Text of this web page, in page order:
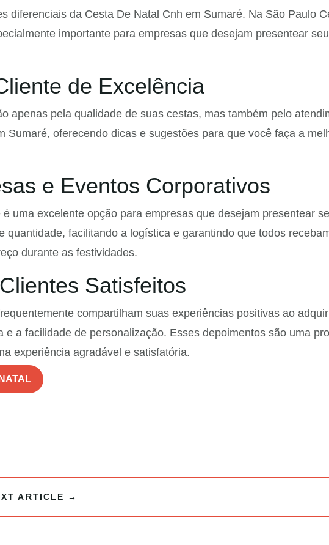
diferenciais da Cesta De Natal Cnh em Sumaré. Na São Paulo
importante para empresas que desejam presentear
de Excelência
apenas pela qualidade de suas cestas, mas também pelo
Sumaré, oferecendo dicas e sugestões para que você faça a
e Eventos Corporativos
uma excelente opção para empresas que desejam presentear
quantidade, facilitando a logística e garantindo que todos
durante as festividades.
Satisfeitos
compartilham suas experiências positivas ao
e a facilidade de personalização. Esses depoimentos são uma
experiência agradável e satisfatória.
ARTICLE →